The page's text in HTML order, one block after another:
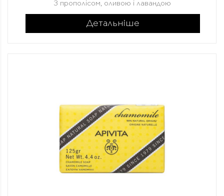
З прополісом, оливою і лавандою
Детальніше